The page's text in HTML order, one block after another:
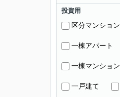
投資用
区分マンション
一棟アパート
一棟マンション
一戸建て